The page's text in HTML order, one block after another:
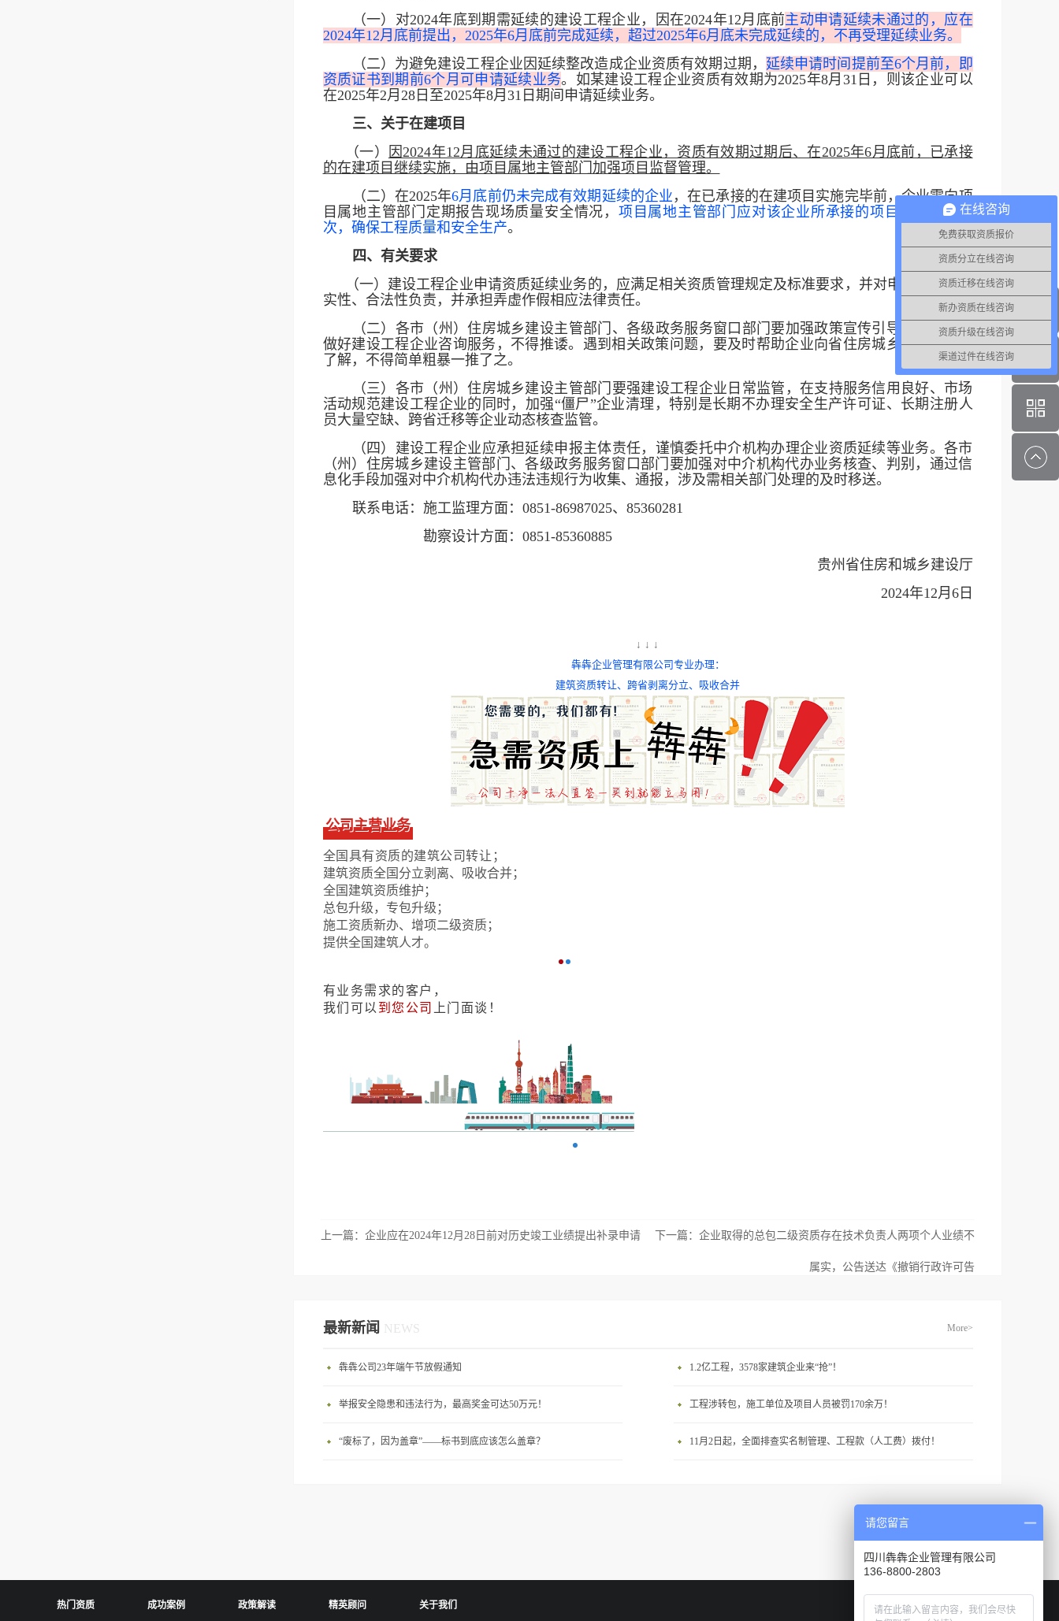
（一）对2024年底到期需延续的建设工程企业，因在2024年12月底前主动申请延续未通过的，应在
2024年12月底前提出，2025年6月底前完成延续，超过2025年6月底未完成延续的，不再受理延续业务。
（二）为避免建设工程企业因延续整改造成企业资质有效期过期， 延续申请时间提前至6个月 前，即
资质证书到期前6个月可申请延续业务。如某建设工程企业资质有效期为2025年8月31日，则该企业可以
在2025年2月28日至2025年8月31日期间申请延续业务。
三、关于在建项目
（一）
因2024年12月底延续未通过的建设工程企业，资质有效期过期后、在2025年6月底前，已承接
的在建项目继续实施，由项目属地主管部门加强项目监督管理。
（二）在2025年6月底前仍未完成有效期延续的企业 ，在已承接的在建项目实施完毕前，企业需向项
目属地主管部门定期报告现场质量安全情况， 项目属地主管部门应对该企业所承接的项目增加抽检频
次，确保工程质量和安全生产。
四、有关要求
（一）建设工程企业申请资质延续业务的，应满足相关资质管理规定及标准要求，并对申报材料的真
实性、合法性负责，并承担弄虚作假相应法律责任。
（二）各市（州）住房城乡建设主管部门、各级政务服务窗口部门要加强政策宣传引导，第一时间
做好建设工程企业咨询服务，不得推诿。遇到相关政策问题，要及时帮助企业向省住房城乡建设厅咨询
了解，不得简单粗暴一推了之。
（三）各市（州）住房城乡建设主管部门要强建设工程企业日常监管，在支持服务信用良好、市场
活动规范建设工程企业的同时，加强“僵尸”企业清理，特别是长期不办理安全生产许可证、长期注册人
员大量空缺、跨省迁移等企业动态核查监管。
（四）建设工程企业应承担延续申报主体责任，谨慎委托中介机构办理企业资质延续等业务。各市
（州）住房城乡建设主管部门、各级政务服务窗口部门要加强对中介机构代办业务核查、判别，通过信
息化手段加强对中介机构代办违法违规行为收集、通报，涉及需相关部门处理的及时移送。
联系电话：施工监理方面：0851-86987025、85360281
勘察设计方面：0851-85360885
贵州省住房和城乡建设厅
2024年12月6日
↓ ↓ ↓
犇犇企业管理有限公司专业办理：
建筑资质转让、 跨省剥离分立、吸收合并
公司主营业务
全国具有资质的建筑公司转让；
建筑资质全国分立剥离、吸收合并；
全国建筑资质维护；
总包升级，专包升级；
施工资质新办、增项二级资质；
提供全国建筑人才。
有业务需求的客户，
我们可以 到您公司 上门面谈！
上一篇： 企业应在2024年12月28日前对历史竣工业绩提出补录申请 下一篇： 企业取得的总包二级资质存在技术负责人两项个人业绩不
属实，公告送达《撤销行政许可告
最新新闻 NEWS More>
犇犇公司23年端午节放假通知 1.2亿工程，3578家建筑企业来“抢”！
举报安全隐患和违法行为，最高奖金可达50万元！ 工程涉转包，施工单位及项目人员被罚170余万！
“废标了，因为盖章”——标书到底应该怎么盖章？ 11月2日起，全面排查实名制管理、工程款（人工费）拨付！
热门资质 成功案例 政策解读 精英顾问 关于我们
在线咨询
免费获取资质报价
资质分立在线咨询
资质迁移在线咨询
新办资质在线咨询
资质升级在线咨询
渠道过件在线咨询
请您留言
四川犇犇企业管理有限公司
136-8800-2803